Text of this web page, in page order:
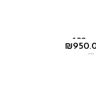
₪
AF